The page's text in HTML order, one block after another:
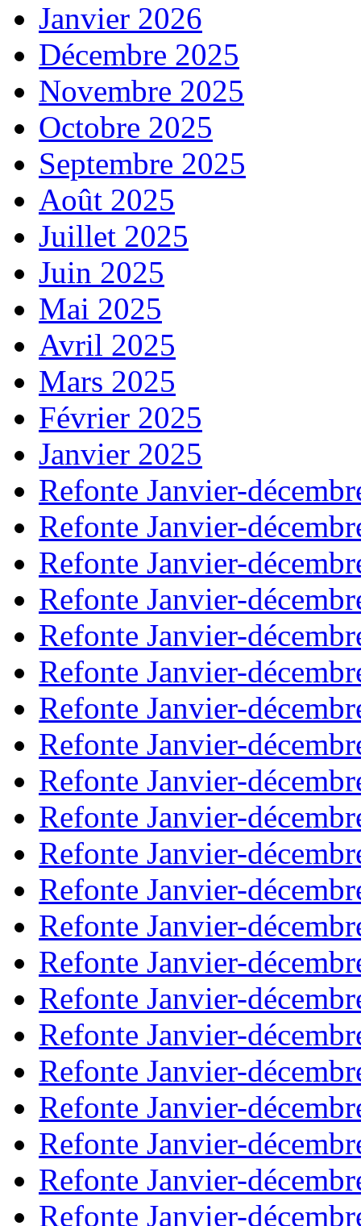
Janvier 2026
Décembre 2025
Novembre 2025
Octobre 2025
Septembre 2025
Août 2025
Juillet 2025
Juin 2025
Mai 2025
Avril 2025
Mars 2025
Février 2025
Janvier 2025
Refonte Janvier-
Refonte Janvier-
Refonte Janvier-
Refonte Janvier-
Refonte Janvier-
Refonte Janvier-
Refonte Janvier-
Refonte Janvier-
Refonte Janvier-
Refonte Janvier-
Refonte Janvier-
Refonte Janvier-
Refonte Janvier-
Refonte Janvier-
Refonte Janvier-
Refonte Janvier-
Refonte Janvier-
Refonte Janvier-
Refonte Janvier-
Refonte Janvier-
Refonte Janvier-